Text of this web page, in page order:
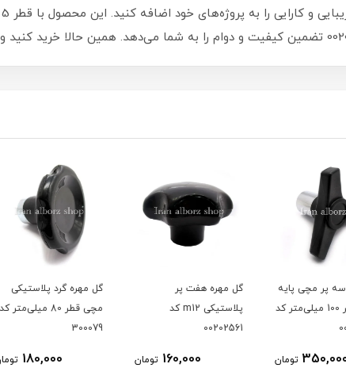
کد
گل مهره هفت پر
پلاستیکی m12 کد
تومان
گل مهره گرد پلاستیکی
مچی قطر 80 میلی‌متر کد
تومان
گل